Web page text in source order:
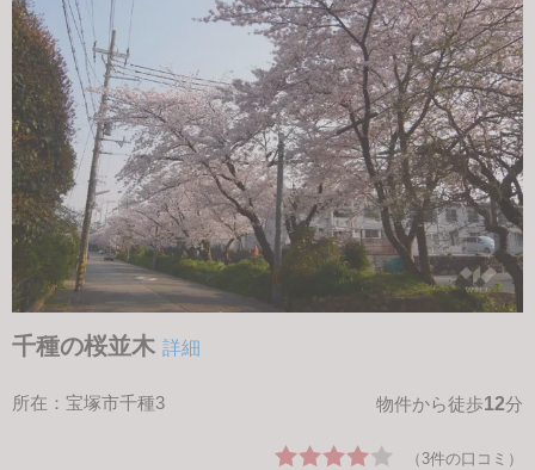
千種の桜並木 詳細
所在：宝塚市千種3 物件から徒歩12分
（3件の口コミ）